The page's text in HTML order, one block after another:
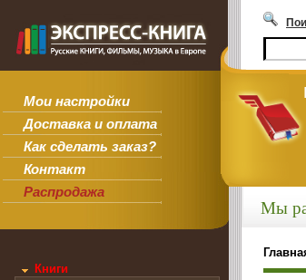
Мои настройки
Доставка и оплата
Как сделать заказ?
Контакт
Распродажа
Книги
Мы